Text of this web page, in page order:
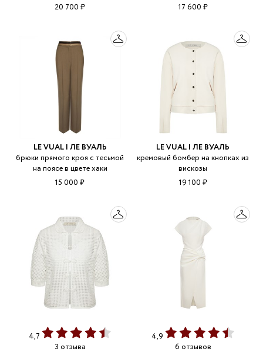
20 700 ₽
17 600 ₽
LE VUAL | ЛЕ ВУАЛЬ
брюки прямого кроя с тесьмой
на поясе в цвете хаки
15 000 ₽
LE VUAL | ЛЕ ВУАЛЬ
кремовый бомбер на кнопках из
вискозы
19 100 ₽
4,7
3 отзыва
4,9
6 отзывов